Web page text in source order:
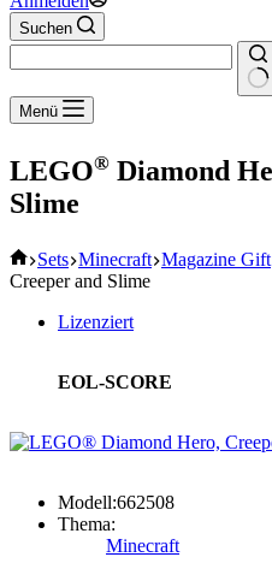
Suchen
Keine
Ergebnisse
Menü
LEGO® Diamond
Slime
Start
Sets Minecraft Magazine Gift
Creeper and Slime
Lizenziert
EOL-SCORE
Modell:662508
Thema:
Minecraft